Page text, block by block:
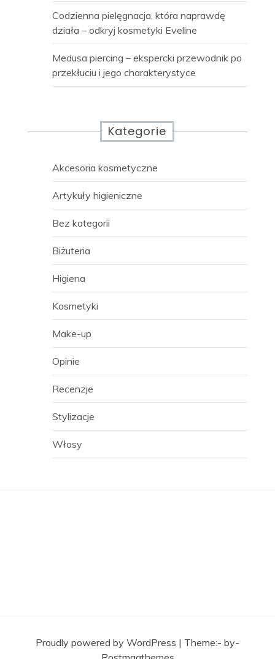
Codzienna pielęgnacja, która naprawdę
działa – odkryj kosmetyki Eveline
Medusa piercing – ekspercki przewodnik po
przekłuciu i jego charakterystyce
Kategorie
Akcesoria kosmetyczne
Artykuły higieniczne
Bez kategorii
Biżuteria
Higiena
Kosmetyki
Make-up
Opinie
Recenzje
Stylizacje
Włosy
Proudly powered by WordPress | Theme:- by-